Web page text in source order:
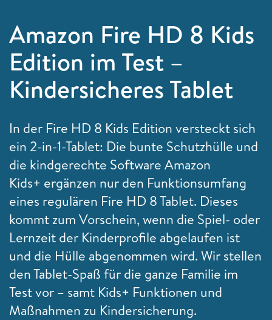
Amazon Fire HD 8 Kids
Edition im Test –
Kindersicheres Tablet
In der Fire HD 8 Kids Edition versteckt sich
ein 2-in-1-Tablet: Die bunte Schutzhülle und
die kindgerechte Software Amazon
Kids+ ergänzen nur den Funktionsumfang
eines regulären Fire HD 8 Tablet. Dieses
kommt zum Vorschein, wenn die Spiel- oder
Lernzeit der Kinderprofile abgelaufen ist
und die Hülle abgenommen wird. Wir stellen
den Tablet-Spaß für die ganze Familie im
Test vor – samt Kids+ Funktionen und
Maßnahmen zu Kindersicherung.